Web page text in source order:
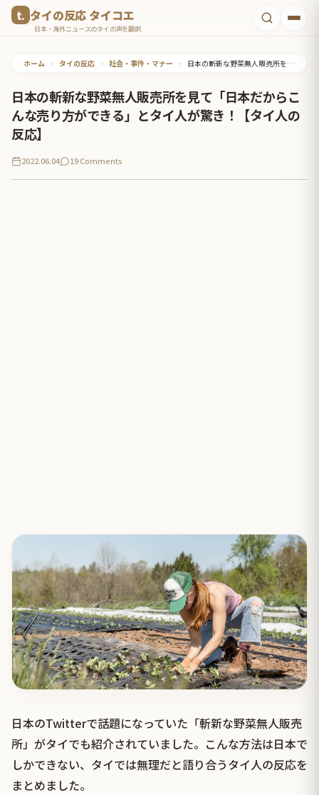
タイの反応 タイコエ
日本・海外ニュースのタイの声を翻訳
ホーム • タイの反応 • 社会・事件・マナー • 日本の斬新な野菜無人販売所を見て「日本だからこんな売り方ができる」とタイ人が驚き！【タイ人の反応】
日本の斬新な野菜無人販売所を見て「日本だからこ
んな売り方ができる」とタイ人が驚き！【タイ人の
反応】
2022.06.04 19 Comments
日本のTwitterで話題になっていた「斬新な野菜無人販売
所」がタイでも紹介されていました。こんな方法は日本で
しかできない、タイでは無理だと語り合うタイ人の反応を
まとめました。